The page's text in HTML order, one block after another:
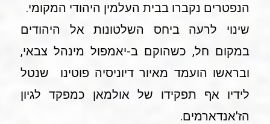
הנפטרים נקברו בבית העלמין היהודי המקומי.
שינוי לרעה ביחס השלטונות אל היהודים
במקום חל, כשהוקם ב-יאמפול מינהל צבאי,
ובראשו הועמד מאיור דיוניסיה פוטינו שנטל
לידיו אף תפקידו של אולמאן כמפקד לגיון
הז'אנדארמים.